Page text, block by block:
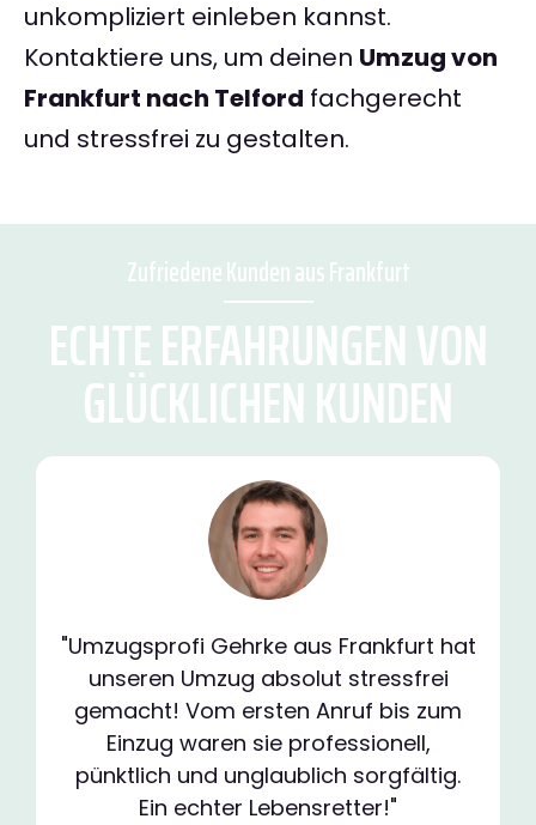
unkompliziert einleben kannst.
Kontaktiere uns, um deinen Umzug von
Frankfurt nach Telford fachgerecht
und stressfrei zu gestalten.
Zufriedene Kunden aus Frankfurt
ECHTE ERFAHRUNGEN VON
GLÜCKLICHEN KUNDEN
"Umzugsprofi Gehrke aus Frankfurt hat
unseren Umzug absolut stressfrei
gemacht! Vom ersten Anruf bis zum
Einzug waren sie professionell,
pünktlich und unglaublich sorgfältig.
Ein echter Lebensretter!"